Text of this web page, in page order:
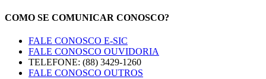
COMO SE COMUNICAR CONOSCO?
FALE CONOSCO E-SIC
FALE CONOSCO OUVIDORIA
TELEFONE: (88) 3429-1260
FALE CONOSCO OUTROS